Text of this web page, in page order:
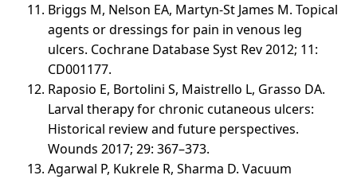
Briggs M, Nelson EA, Martyn-St James M. Topical
agents or dressings for pain in venous leg
ulcers. Cochrane Database Syst Rev 2012; 11:
CD001177.
Raposio E, Bortolini S, Maistrello L, Grasso DA.
Larval therapy for chronic cutaneous ulcers:
Historical review and future perspectives.
Wounds 2017; 29: 367–373.
Agarwal P, Kukrele R, Sharma D. Vacuum